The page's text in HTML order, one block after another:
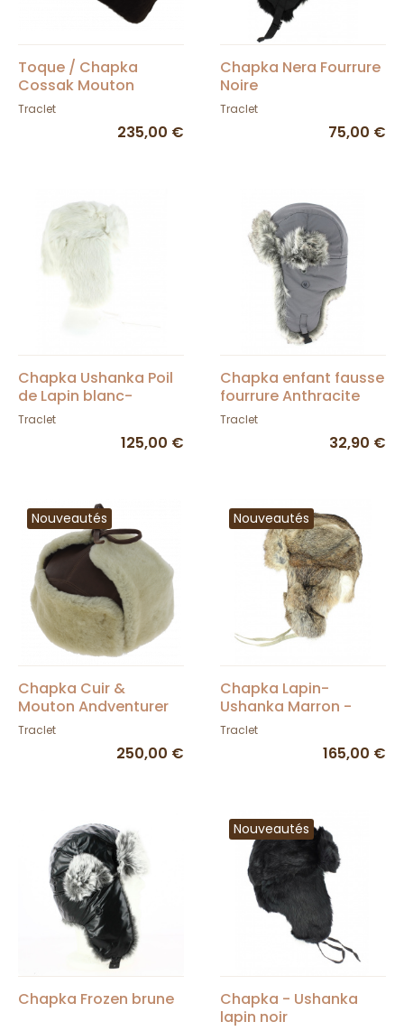
Toque / Chapka
Cossak Mouton
Marron - Traclet
Traclet
235,00 €
Chapka Nera Fourrure
Noire
Traclet
75,00 €
Chapka Ushanka Poil
de Lapin blanc-
Traclet
Traclet
125,00 €
Chapka enfant fausse
fourrure Anthracite
Traclet
32,90 €
Nouveautés
Chapka Cuir &
Mouton Andventurer
Marron - Traclet
Traclet
250,00 €
Nouveautés
Chapka Lapin-
Ushanka Marron -
Traclet
Traclet
165,00 €
Chapka Frozen brune
Nouveautés
Chapka - Ushanka
lapin noir